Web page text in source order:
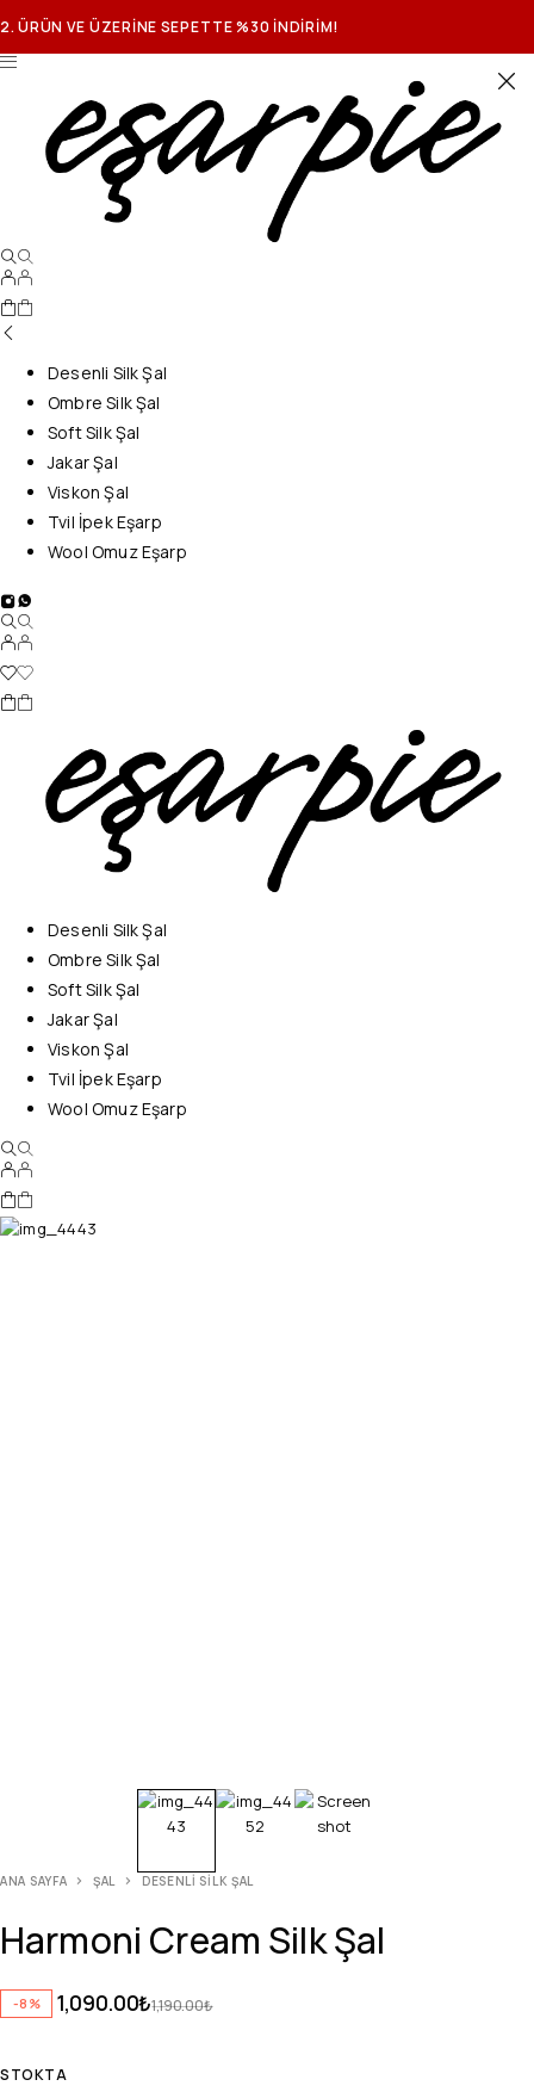
2. ÜRÜN VE ÜZERİNE SEPETTE %30 İNDİRİM!
Desenli Silk Şal
Ombre Silk Şal
Soft Silk Şal
Jakar Şal
Viskon Şal
Tvil İpek Eşarp
Wool Omuz Eşarp
Desenli Silk Şal
Ombre Silk Şal
Soft Silk Şal
Jakar Şal
Viskon Şal
Tvil İpek Eşarp
Wool Omuz Eşarp
ANA SAYFA ŞAL DESENLI SILK ŞAL
Harmoni Cream Silk Şal
-8% 1,190.00₺
1,090.00₺
STOKTA